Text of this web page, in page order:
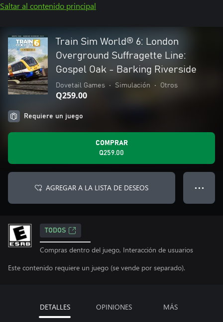
Saltar al contenido principal
Train Sim World® 6: London
Overground Suffragette Line:
Gospel Oak - Barking Riverside
Dovetail Games • Simulación • Otros
Q259.00
Requiere un juego
COMPRAR
Q259.00
AGREGAR A LA LISTA DE DESEOS ● ● ●
TODOS
Compras dentro del juego, Interacción de usuarios
Este contenido requiere un juego (se vende por separado).
DETALLES OPINIONES MÁS